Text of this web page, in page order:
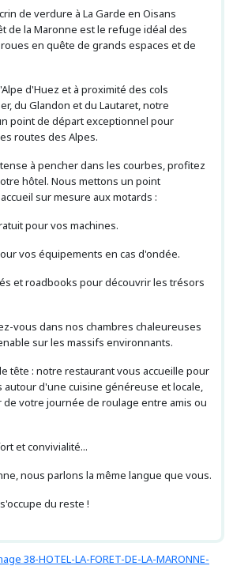
de verdure à La Garde en Oisans
de la Maronne est le refuge idéal des
en quête de grands espaces et de
d'Huez et à proximité des cols
du Glandon et du Lautaret, notre
point de départ exceptionnel pour
routes des Alpes.
à pencher dans les courbes, profitez
hôtel. Nous mettons un point
sur mesure aux motards :
pour vos machines.
vos équipements en cas d'ondée.
et roadbooks pour découvrir les trésors
vous dans nos chambres chaleureuses
sur les massifs environnants.
tête : notre restaurant vous accueille pour
d'une cuisine généreuse et locale,
votre journée de roulage entre amis ou
et convivialité...
nous parlons la même langue que vous.
du reste !